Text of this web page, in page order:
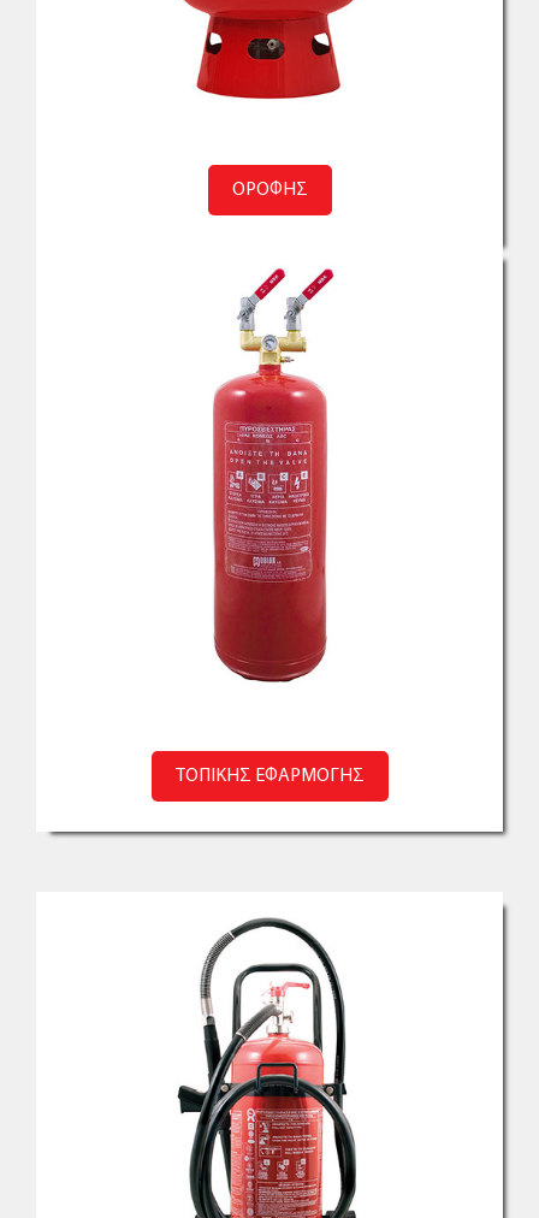
ΟΡΟΦΗΣ
ΤΟΠΙΚΗΣ ΕΦΑΡΜΟΓΗΣ